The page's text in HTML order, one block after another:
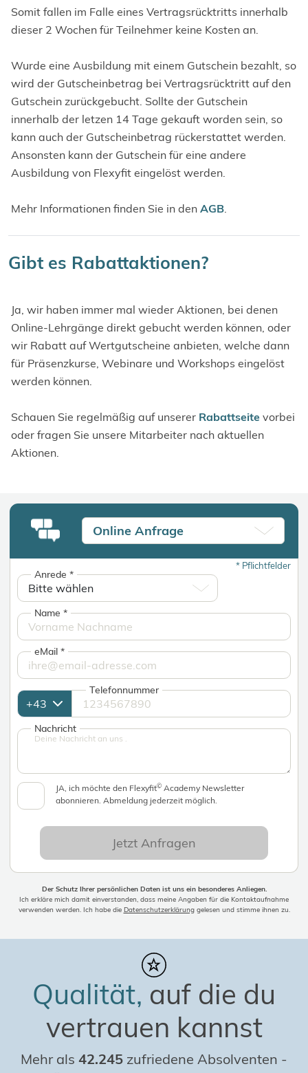
Somit fallen im Falle eines Vertragsrücktritts innerhalb
dieser 2 Wochen für Teilnehmer keine Kosten an.
Wurde eine Ausbildung mit einem Gutschein bezahlt, so
wird der Gutscheinbetrag bei Vertragsrücktritt auf den
Gutschein zurückgebucht. Sollte der Gutschein
innerhalb der letzen 14 Tage gekauft worden sein, so
kann auch der Gutscheinbetrag rückerstattet werden.
Ansonsten kann der Gutschein für eine andere
Ausbildung von Flexyfit eingelöst werden.
Mehr Informationen finden Sie in den AGB.
Gibt es Rabattaktionen?
Ja, wir haben immer mal wieder Aktionen, bei denen
Online-Lehrgänge direkt gebucht werden können, oder
wir Rabatt auf Wertgutscheine anbieten, welche dann
für Präsenzkurse, Webinare und Workshops eingelöst
werden können.
Schauen Sie regelmäßig auf unserer Rabattseite vorbei
oder fragen Sie unsere Mitarbeiter nach aktuellen
Aktionen.
Online Anfrage
*Pflichtfelder
Anrede*
Name*
eMail*
Telefonnummer
Nachricht
JA, ich möchte den Flexyfit© Academy Newsletter
abonnieren. Abmeldung jederzeit möglich.
Jetzt Anfragen
Der Schutz Ihrer persönlichen Daten ist uns ein besonderes Anliegen.
Ich erkläre mich damit einverstanden, dass meine Angaben für die Kontaktaufnahme
verwenden werden. Ich habe die Datenschutzerklärunggelesen und stimme ihnen zu.
Qualität, auf die du
vertrauen kannst
Mehr als 42.245 zufriedene Absolventen -